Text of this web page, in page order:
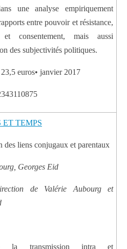
une analyse empiriquement
entre pouvoir et résistance,
et consentement, mais aussi
des subjectivités politiques.
euros• janvier 2017
TEMPS
des liens conjugaux et parentaux
Georges Eid
de Valérie Aubourg et
la transmission intra et